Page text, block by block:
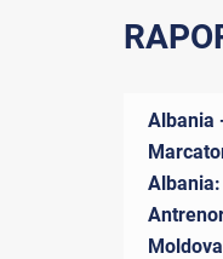
Albania